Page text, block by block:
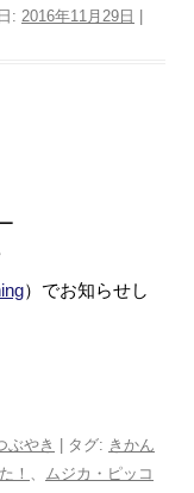
: 2016年11月29日
）でお知らせし
ぶやき | タグ: きかん
！ 、 ムジカ・ピッコ